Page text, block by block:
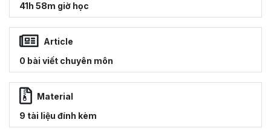
41h 58m giờ học
Article
0 bài viết chuyên môn
Material
9 tài liệu đính kèm